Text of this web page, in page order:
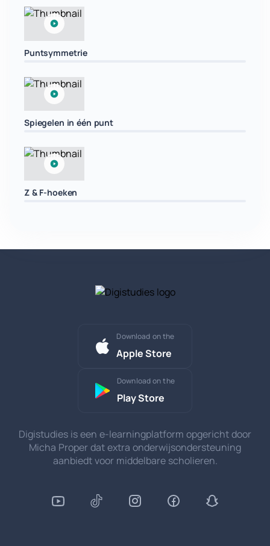
Puntsymmetrie
Spiegelen in één punt
Z & F-hoeken
Download on the
Apple Store
Download on the
Play Store
Digistudies is een e-learningplatform opgericht door
Micha Proper dat extra onderwijsondersteuning
aanbiedt voor middelbare scholieren.